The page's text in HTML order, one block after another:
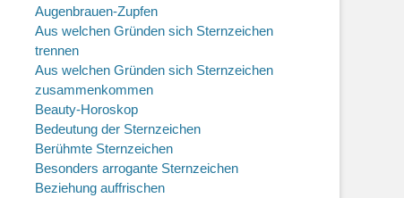
Augenbrauen-Zupfen
Aus welchen Gründen sich Sternzeichen
trennen
Aus welchen Gründen sich Sternzeichen
zusammenkommen
Beauty-Horoskop
Bedeutung der Sternzeichen
Berühmte Sternzeichen
Besonders arrogante Sternzeichen
Beziehung auffrischen